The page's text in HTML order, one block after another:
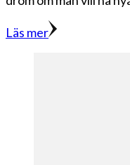
Läs mer